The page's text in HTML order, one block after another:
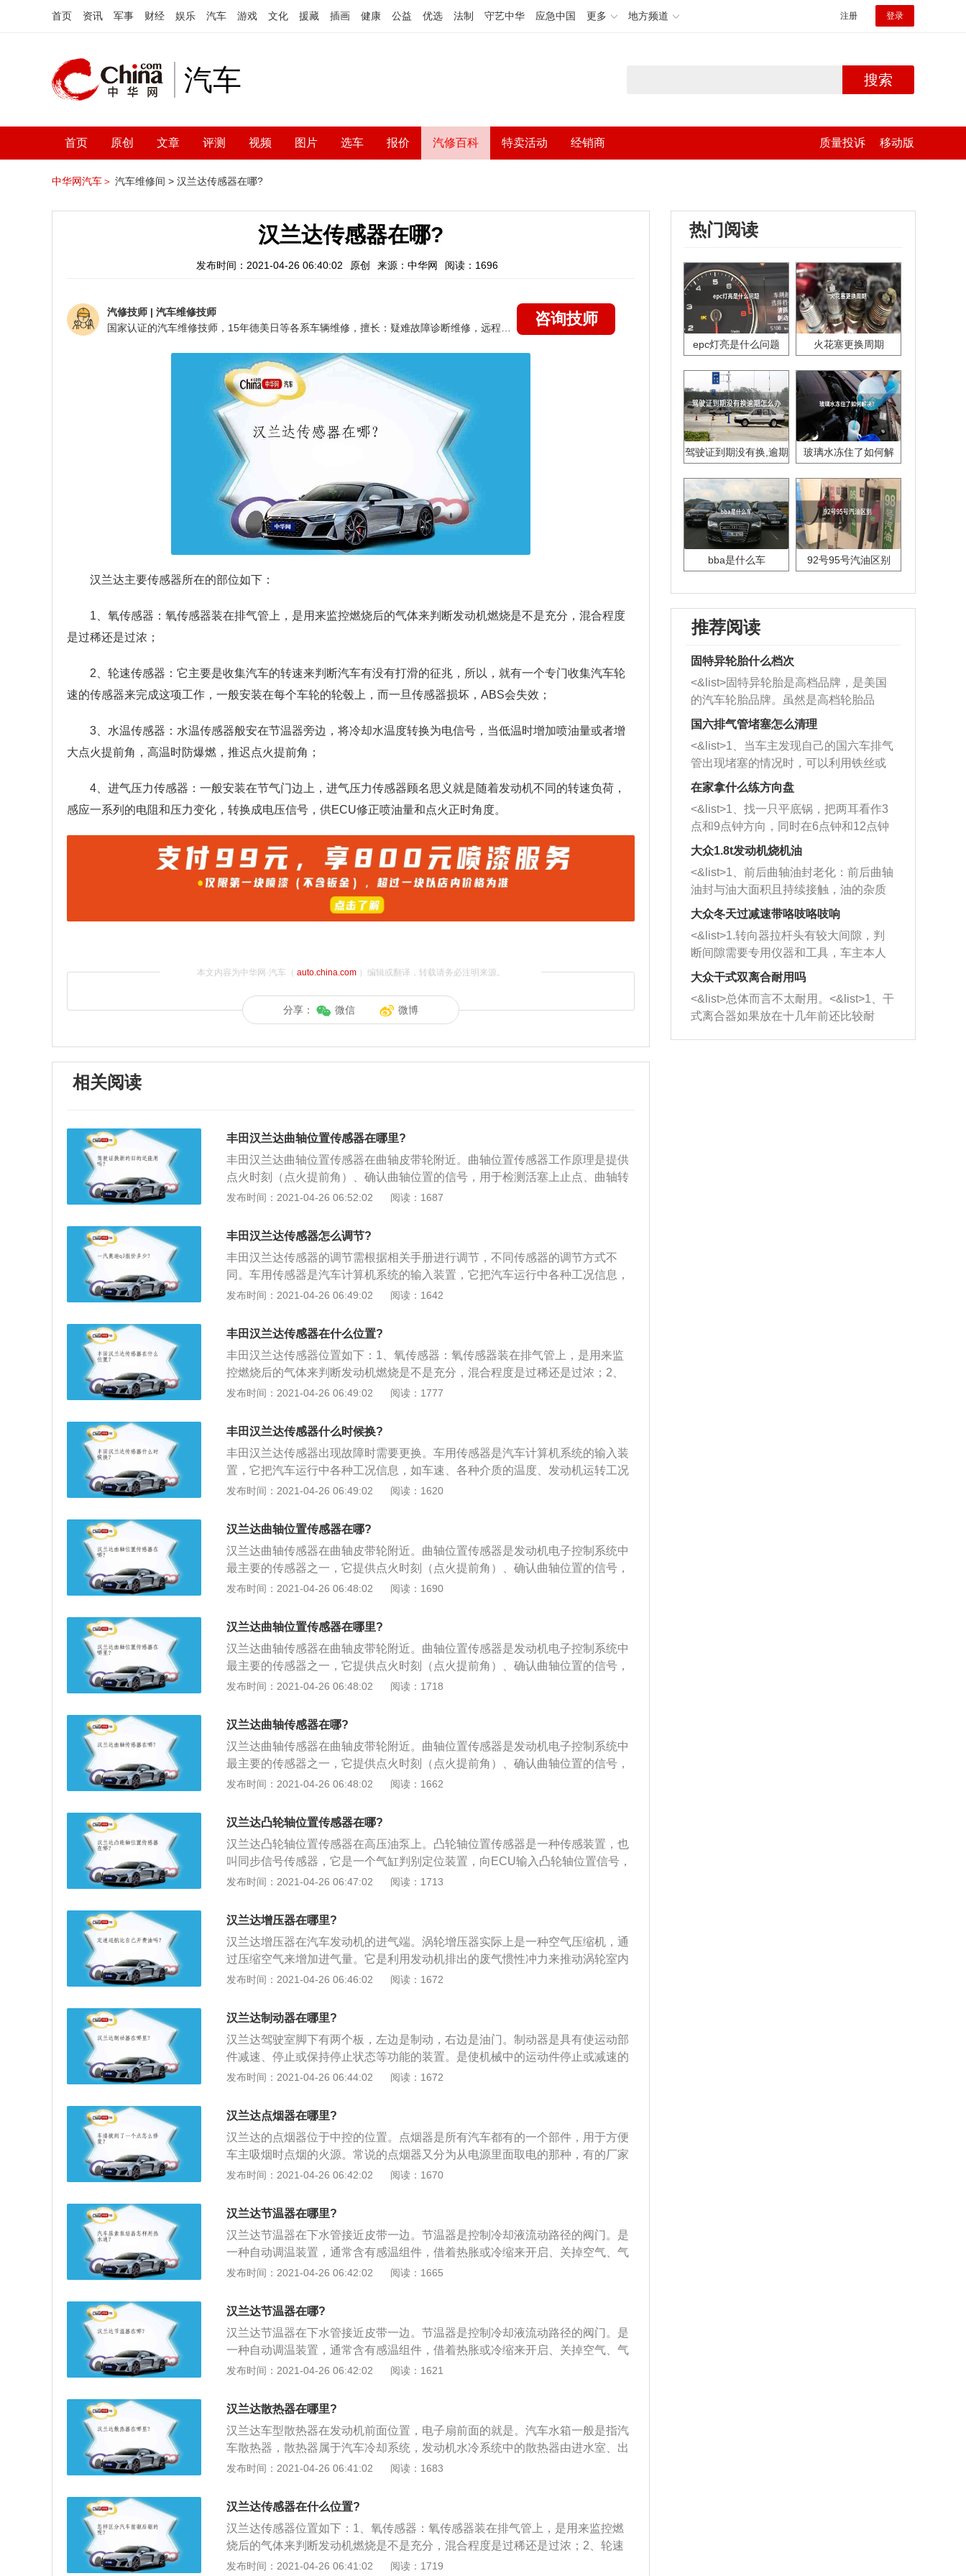
首页 资讯 军事 财经 娱乐 汽车 游戏 文化 援藏 插画 健康 公益 优选 法制 守艺中华 应急中国 更多 地方频道 注册 登录
汽车 搜索
首页 原创 文章 评测 视频 图片 选车 报价 汽修百科 特卖活动 经销商 质量投诉 移动版
中华网汽车＞ 汽车维修间 > 汉兰达传感器在哪?
汉兰达传感器在哪?
发布时间：2021-04-26 06:40:02 原创 来源：中华网 阅读：1696
汽修技师 | 汽车维修技师
咨询技师
汉兰达主要传感器所在的部位如下：
1、氧传感器：氧传感器装在排气管上，是用来监控燃烧后的气体来判断发动机燃烧是不是充分，混合程度
是过稀还是过浓；
2、轮速传感器：它主要是收集汽车的转速来判断汽车有没有打滑的征兆，所以，就有一个专门收集汽车轮
速的传感器来完成这项工作，一般安装在每个车轮的轮毂上，而一旦传感器损坏，ABS会失效；
3、水温传感器：水温传感器般安在节温器旁边，将冷却水温度转换为电信号，当低温时增加喷油量或者增
大点火提前角，高温时防爆燃，推迟点火提前角；
4、进气压力传感器：一般安装在节气门边上，进气压力传感器顾名思义就是随着发动机不同的转速负荷，
感应一系列的电阻和压力变化，转换成电压信号，供ECU修正喷油量和点火正时角度。
本文内容为中华网·汽车（ auto.china.com）编辑或翻译，转载请务必注明来源。
分享： 微信 微博
相关阅读
丰田汉兰达曲轴位置传感器在哪里?
丰田汉兰达曲轴位置传感器在曲轴皮带轮附近。曲轴位置传感器工作原理是提供
点火时刻（点火提前角）、确认曲轴位置的信号，用于检测活塞上止点、曲轴转
角及发动机转速。曲轴位置传感器的作用就是确定曲轴的位置，也就是曲轴的转
与脉冲轮（靶轮）之间的正常间隙应在大于0.5mm小于1.2mm，如果脉冲轮安装
不正确，过大或过小，都可能产生信号偏差；2、关闭点火开关，断开曲轴位置
传感器插头，测量传感器的1端与2端之间应有400～600Q。如果不在此数值范
围，可判定曲轴位置传感器本身存在故障，应更换传感器。曲轴位置传感器的两
根信号线与屏蔽线是绝缘的；3、打开点火开关，测量两根信号线对搭铁电压应
轴位置传感器的信号电压应接近1.6V。如果传感器内部、信号线路、发动机控制
单元内部开路或短路，都会造成电脑无法接收曲轴位置信号，从而引起发动机无
法启动。
发布时间：2021-04-26 06:52:02 阅读：1687
丰田汉兰达传感器怎么调节?
丰田汉兰达传感器的调节需根据相关手册进行调节，不同传感器的调节方式不
同。车用传感器是汽车计算机系统的输入装置，它把汽车运行中各种工况信息，
如车速、各种介质的温度、发动机运转工况等，转化成电信号输给计算机，以便
状：怠速时发动机不稳现象；当车辆起步或行驶中减速停车时，出现瞬间停顿或
熄火现象；发动机加速性能下降；仪表上的车速显示有偏差；发动机故障灯亮
起；2、节气门位置传感器坏了的表现：若节气门位置传感器失调，就不能保证
正确的点火提前角和混合气空燃比。节气门位置传感器应精确地调整至规定的电
压读数，若调整过低，由于废气再循环系统没有及时提供足够的废气，加速时就
动力降低；3、冷却液温度传感器坏了的表现：如冷却液温度传感器发生故障，
发动机会出现怠速不稳、缺火、熄火或耗油增加等现象，应使用万用表，按厂家
规定检测冷却液传感器在各种工作温度时的电阻值。
发布时间：2021-04-26 06:49:02 阅读：1642
丰田汉兰达传感器在什么位置?
丰田汉兰达传感器位置如下：1、氧传感器：氧传感器装在排气管上，是用来监
控燃烧后的气体来判断发动机燃烧是不是充分，混合程度是过稀还是过浓；2、
轮速传感器：轮速传感器一般在前轮刹车盘，它主要是收集汽车的转速来判断汽
作，一般安装在每个车轮的轮毂上，而一旦传感器损坏，ABS会失效；3、水温
传感器：水温传感器般安在节温器旁边，将冷却水温度转换为电信号，当低温时
增加喷油量或者增大点火提前角，高温时防爆燃，推迟点火提前角；4、进气压
力传感器：一般安装在节气门边上，进气压力传感器顾名思义就是随着发动机不
同的转速负荷，感应一系列的电阻和压力变化，转换成电压信号，供ECU修正喷
题。
发布时间：2021-04-26 06:49:02 阅读：1777
丰田汉兰达传感器什么时候换?
丰田汉兰达传感器出现故障时需要更换。车用传感器是汽车计算机系统的输入装
置，它把汽车运行中各种工况信息，如车速、各种介质的温度、发动机运转工况
等，转化成电信号输给计算机，以便发动机处于最佳工作状态。传感器坏了的表
驶中减速停车时，出现瞬间停顿或熄火现象；发动机加速性能下降；仪表上的车
速显示有偏差；发动机故障灯亮起；2、节气门位置传感器坏了的表现：若节气
门位置传感器失调，就不能保证正确的点火提前角和混合气空燃比。节气门位置
传感器应精确地调整至规定的电压读数，若调整过低，由于废气再循环系统没有
及时提供足够的废气，加速时就要发生爆震，若调整过高，由于废气再循环系统
如冷却液温度传感器发生故障，发动机会出现怠速不稳、缺火、熄火或耗油增加
等现象，应使用万用表，按厂家规定检测冷却液传感器在各种工作温度时的电阻
值。
发布时间：2021-04-26 06:49:02 阅读：1620
汉兰达曲轴位置传感器在哪?
汉兰达曲轴传感器在曲轴皮带轮附近。曲轴位置传感器是发动机电子控制系统中
最主要的传感器之一，它提供点火时刻（点火提前角）、确认曲轴位置的信号，
用于检测活塞上止点、曲轴转角及发动机转速。曲轴位置传感器的拆卸方法如
油管安装螺栓上的固定曲轴位置传感器导线卡子的螺母，拆下曲轴位置传感器安
装螺栓；3、拆下曲轴位置传感器，拆下曲轴位置传感器导线线束的夹箍。
发布时间：2021-04-26 06:48:02 阅读：1690
汉兰达曲轴位置传感器在哪里?
汉兰达曲轴传感器在曲轴皮带轮附近。曲轴位置传感器是发动机电子控制系统中
最主要的传感器之一，它提供点火时刻（点火提前角）、确认曲轴位置的信号，
用于检测活塞上止点、曲轴转角及发动机转速。曲轴位置传感器的拆卸方法如
油管安装螺栓上的固定曲轴位置传感器导线卡子的螺母，拆下曲轴位置传感器安
装螺栓；3、拆下曲轴位置传感器，拆下曲轴位置传感器导线线束的夹箍。
发布时间：2021-04-26 06:48:02 阅读：1718
汉兰达曲轴传感器在哪?
汉兰达曲轴传感器在曲轴皮带轮附近。曲轴位置传感器是发动机电子控制系统中
最主要的传感器之一，它提供点火时刻（点火提前角）、确认曲轴位置的信号，
用于检测活塞上止点、曲轴转角及发动机转速。曲轴位置传感器的拆卸方法如
油管安装螺栓上的固定曲轴位置传感器导线卡子的螺母，拆下曲轴位置传感器安
装螺栓；3、拆下曲轴位置传感器，拆下曲轴位置传感器导线线束的夹箍。
发布时间：2021-04-26 06:48:02 阅读：1662
汉兰达凸轮轴位置传感器在哪?
汉兰达凸轮轴位置传感器在高压油泵上。凸轮轴位置传感器是一种传感装置，也
叫同步信号传感器，它是一个气缸判别定位装置，向ECU输入凸轮轴位置信号，
是点火控制的主控信号。为了区别于曲轴位置传感器（CPS），凸轮轴位置传感
线，用电压一根表棒与确定好的电源线相连，另一根表棒与其它两根线相连测量
插头启动发动机；3、测量信号线与塔铁线看是否有信号电压输出，电压应小于
供电电压，没有的话基本就是传感器坏了。
发布时间：2021-04-26 06:47:02 阅读：1713
汉兰达增压器在哪里?
汉兰达增压器在汽车发动机的进气端。涡轮增压器实际上是一种空气压缩机，通
过压缩空气来增加进气量。它是利用发动机排出的废气惯性冲力来推动涡轮室内
的涡轮，涡轮又带动同轴的叶轮，叶轮压送由空气滤清器管道送来的空气，使之
应让其怠速运转一段时间，以便在增压器转子高速运转之前让润滑油充分润滑轴
承。所以刚启动后千万不能猛轰油门，以防损坏增压器油封；2、发动机长时间
高速运转后，不能立即熄火。发动机热机状态下如果突然停机，会引起涡轮增压
器内滞留的机油过热而损坏轴承和轴。特别要防止猛轰几脚油门后突然熄火；
3、由于增压器经常处于高温下运转，它的润滑油管线因受高温作用，内部机油
线在运行一段时间后要进行清洗。
发布时间：2021-04-26 06:46:02 阅读：1672
汉兰达制动器在哪里?
汉兰达驾驶室脚下有两个板，左边是制动，右边是油门。制动器是具有使运动部
件减速、停止或保持停止状态等功能的装置。是使机械中的运动件停止或减速的
机械零件。制动器的分类如下：1、油门控制制动：需要减速时，保持3挡状态，
于车轮而达到减速的目的；2、排气制动：大功率柴油机排气歧管与排气管连接
处有一个碟阀，在挂挡状态下，操作电磁开关使它关闭，造成发动机闷车从而达
到制动效果，再踩油门时它会自动打开；3、液涡轮缓速器：在变速箱箱壳后端
增加一个涡轮室，当制动电路开启后，使变速箱油在涡轮中产生阻尼达到制动效
果，无磨损但要增加散热；4、电涡轮缓速器：相当于在传动轴上装了个“发电
力，达到制动目的；5、发动机制动结构：制动信号使排气阀微开不关闭，活塞
上下运动均受到气流阻尼而产生制动力。
发布时间：2021-04-26 06:44:02 阅读：1672
汉兰达点烟器在哪里?
汉兰达的点烟器位于中控的位置。点烟器是所有汽车都有的一个部件，用于方便
车主吸烟时点烟的火源。常说的点烟器又分为从电源里面取电的那种，有的厂家
生产的点烟器就不是用来点烟的，只是用来从汽车上面引电出来的，这种点烟器
车辆启动时刻，点烟器上的外接设备在启动大电流的冲击下容易烧毁，尤其是MP
有拔下外接设备：由于车辆的设置不同，有些点烟器的电源并不是熄灭车辆就断
电的，很多车辆依然有电，因此将外接设备长期放在点烟器上容易导致汽车电量
的浪费；3、拔插时晃动：使用时候插拔晃动使得外接设备的插头弧形簧片变
候不断碰撞点烟器插头，造成松旷。
发布时间：2021-04-26 06:42:02 阅读：1670
汉兰达节温器在哪里?
汉兰达节温器在下水管接近皮带一边。节温器是控制冷却液流动路径的阀门。是
一种自动调温装置，通常含有感温组件，借着热胀或冷缩来开启、关掉空气、气
体或液体的流动。节温器的拆卸方法如下：1、关闭发动机，打开前机盖。断开
害；2、取下正时皮带外的塑料盖板。发电机所在的位置会影响到换节温器，需
水管后，防冻液会喷涌流出，请小心烫到。此时可以看到节温器本身。拆下故障
节温器；4、安装上新的节温器装好节温器后，需在水管部位打一层密封胶，防
止漏水情况发生。
发布时间：2021-04-26 06:42:02 阅读：1665
汉兰达节温器在哪?
汉兰达节温器在下水管接近皮带一边。节温器是控制冷却液流动路径的阀门。是
一种自动调温装置，通常含有感温组件，借着热胀或冷缩来开启、关掉空气、气
体或液体的流动。节温器的拆卸方法如下：1、关闭发动机，打开前机盖。断开
害；2、取下正时皮带外的塑料盖板。发电机所在的位置会影响到换节温器，需
拆下发电机总成。先在车底下放置一个接水盘，然后准备拆下水管；3、拆掉下
水管后，防冻液会喷涌流出，请小心烫到。此时可以看到节温器本身。拆下故障
节温器；4、安装上新的节温器装好节温器后，需在水管部位打一层密封胶，防
止漏水情况发生。
发布时间：2021-04-26 06:42:02 阅读：1621
汉兰达散热器在哪里?
汉兰达车型散热器在发动机前面位置，电子扇前面的就是。汽车水箱一般是指汽
车散热器，散热器属于汽车冷却系统，发动机水冷系统中的散热器由进水室、出
水室、主片及散热器芯等三部分构成。汽车水箱加水步骤如下：1、逆时针方向
注在冷却液膨胀罐内，达到膨胀罐MAX和MIN刻度之间的位置；3、在冷却液膨
胀罐盖打开的情况下，启动发动机；4、启动发动机后，罐内冷却液会慢慢减
少，这时候再添加适量的冷却液到膨胀罐内，直至液面达到冷却液膨胀罐MAX和
MIN度之间的位置；5、重新装上盖子，确保压力盖用手拧紧并完全入位。
发布时间：2021-04-26 06:41:02 阅读：1683
汉兰达传感器在什么位置?
汉兰达传感器位置如下：1、氧传感器：氧传感器装在排气管上，是用来监控燃
烧后的气体来判断发动机燃烧是不是充分，混合程度是过稀还是过浓；2、轮速
传感器：轮速传感器一般在前轮刹车盘，它主要是收集汽车的转速来判断汽车有
发布时间：2021-04-26 06:41:02 阅读：1719
热门阅读
epc灯亮是什么问题 火花塞更换周期
驾驶证到期没有换,逾期
玻璃水冻住了如何解
bba是什么车 92号95号汽油区别
推荐阅读
固特异轮胎什么档次
<&list>固特异轮胎是高档品牌，是美国
的汽车轮胎品牌。虽然是高档轮胎品
牌，但是中高低端的轮胎都有生产，这
也是为了更好的开拓市场。
国六排气管堵塞怎么清理
<&list>1、当车主发现自己的国六车排气
管出现堵塞的情况时，可以利用铁丝或
者是细棍，直接将杂物给取出来，如果
堵塞情况比较严重，也可以采取应急措
施。 <&list>2、直接利用木棍将所有的
杂物推到排气管里面的位置处，然后将
三元催化器拆解开，就可以将堵塞的东
西取出来。但如果是因为积碳过多引起
的堵塞，就需要将三元催化器泡在草酸
洗剂对堵塞的情况得到解决，将清洗剂
放在燃油箱中，与燃油混合后，车辆启
动时，就可以和汽油一起进入到燃烧
室，最后形成废气排出，就可以让三元
催化器得到清洗，排气管堵塞的情况就
能够得到解决。
在家拿什么练方向盘
<&list>1、找一只平底锅，把两耳看作3
点和9点钟方向，同时在6点钟和12点钟
方向做一个标记。 <&list>2、双手握住
一圈半的练习，往右同样也要打相同的
圈数。 <&list>3、最后强调要反复练
习，这样就可以形成肌肉记忆，在真实
驾驶车辆时，不需要记忆也能打好方
向。
大众1.8t发动机烧机油
<&list>1、前后曲轴油封老化：前后曲轴
油封与油大面积且持续接触，油的杂质
和发动机内持续温度变化使其密封效果
逐渐减弱，导致渗油或漏油。<&list>2、
活塞间隙过大：积碳会使活塞环与缸体
的间隙扩大，导致机油流入燃烧室中，
造成烧机油。<&list>3、机油粘度。使用
机油粘度过小的话，同样会有烧机油现
象，机油粘度过小具有很好的流动性，
大众冬天过减速带咯吱咯吱响
<&list>1.转向器拉杆头有较大间隙，判
断间隙需要专用仪器和工具，车主本人
无法制作，需要将车辆送到修理厂或4s
店；<&list>2.车辆半轴套管防尘罩破
裂，破裂后会出现漏油现象，使半轴磨
损严重，磨损的半轴容易损坏，产生异
响；<&list>3.稳定器的转向胶套和球头
大众干式双离合耐用吗
<&list>总体而言不太耐用。<&list>1、干
式离合器如果放在十几年前还比较耐